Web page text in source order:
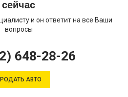
сейчас
и он ответит на все Ваши
вопросы
648-28-26
АВТО